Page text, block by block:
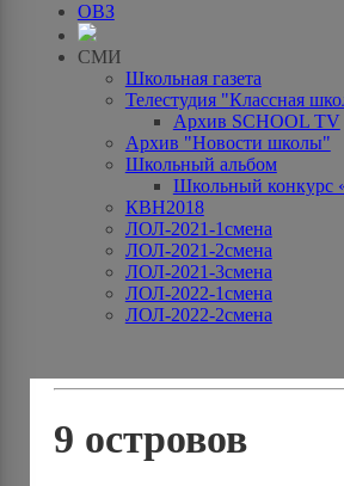
ОВЗ
СМИ
Школьная газета
Телестудия "Классная
Архив SCHOOL TV
Архив "Новости школы"
Школьный альбом
Школьный конкурс
КВН2018
ЛОЛ-2021-1смена
ЛОЛ-2021-2смена
ЛОЛ-2021-3смена
ЛОЛ-2022-1смена
ЛОЛ-2022-2смена
9 островов